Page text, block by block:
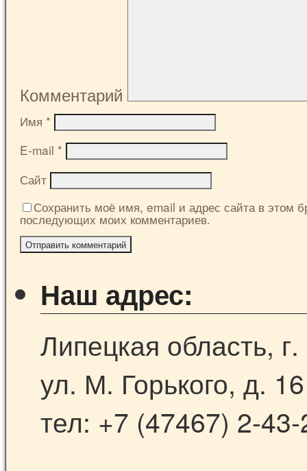
Комментарий
Имя *
E-mail *
Сайт
Сохранить моё имя, email и адрес сайта в этом
последующих моих комментариев.
Наш адрес:
Липецкая область,
ул. М. Горького, д. 16
тел: +7 (47467) 2-